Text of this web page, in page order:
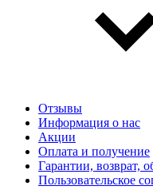
Отзывы
Информация о нас
Акции
Оплата и получение
Гарантии, возврат,
Пользовательское